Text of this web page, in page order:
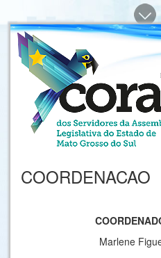
COORDENACAO
Marlene